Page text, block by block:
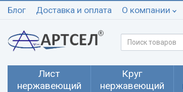
Блог Доставка и оплата О компании
Лист
нержавеющий
Круг
нержавеющий